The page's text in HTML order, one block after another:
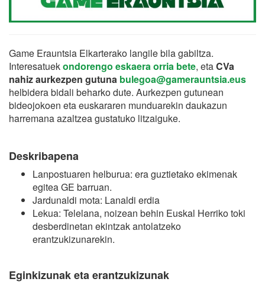
Game Erauntsia Elkarterako langile bila gabiltza.
Interesatuekondorengo eskaera orria bete, etaCVa
nahiz aurkezpen gutuna bulegoa@gamerauntsia.eus
helbidera bidali beharko dute. Aurkezpen gutunean
bideojokoen eta euskararen munduarekin daukazun
harremana azaltzea gustatuko litzaiguke.
Deskribapena
Lanpostuaren helburua: era guztietako ekimenak
egitea GE barruan.
Jardunaldi mota: Lanaldi erdia
Lekua: Telelana, noizean behin Euskal Herriko toki
desberdinetan ekintzak antolatzeko
erantzukizunarekin.
Eginkizunak eta erantzukizunak